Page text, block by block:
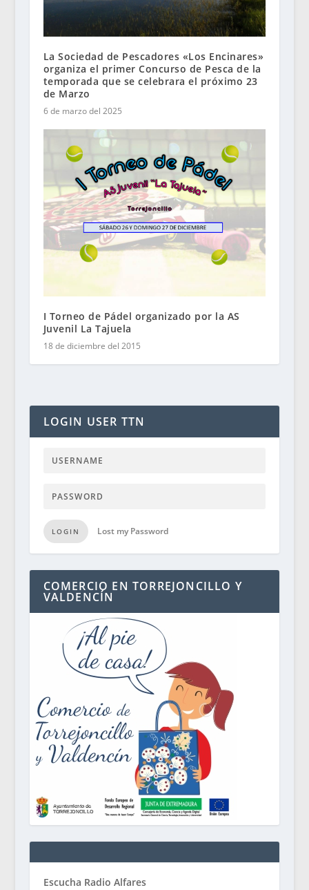
La Sociedad de Pescadores «Los Encinares»
organiza el primer Concurso de Pesca de la
temporada que se celebrara el próximo 23
de Marzo
6 de marzo del 2025
I Torneo de Pádel organizado por la AS
Juvenil La Tajuela
18 de diciembre del 2015
LOGIN USER TTN
LOGIN Lost my Password
COMERCIO EN TORREJONCILLO Y
VALDENCÍN
Escucha Radio Alfares